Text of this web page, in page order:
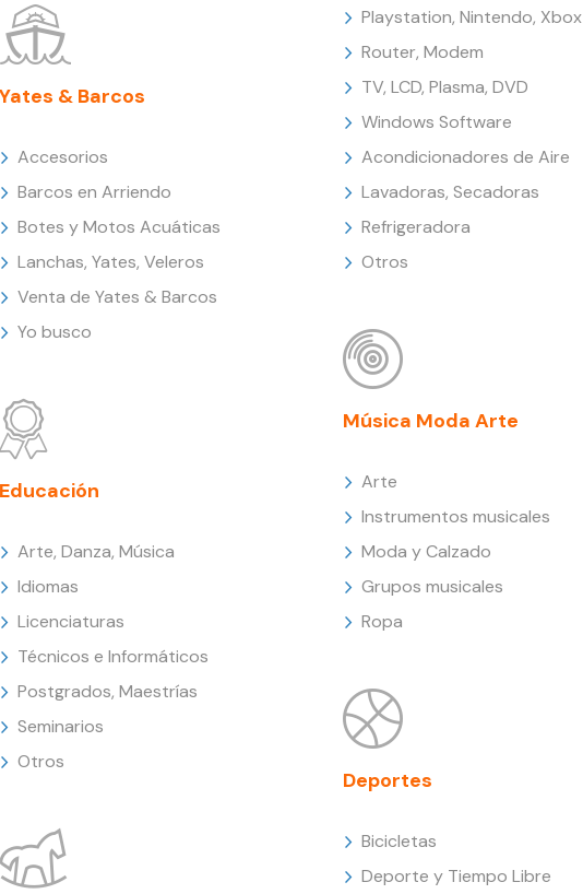
Yates & Barcos
Accesorios
Barcos en Arriendo
Botes y Motos Acuáticas
Lanchas, Yates, Veleros
Venta de Yates & Barcos
Yo busco
Educación
Arte, Danza, Música
Idiomas
Licenciaturas
Técnicos e Informáticos
Postgrados, Maestrías
Seminarios
Otros
Playstation, Nintendo, Xbox
Router, Modem
TV, LCD, Plasma, DVD
Windows Software
Acondicionadores de Aire
Lavadoras, Secadoras
Refrigeradora
Otros
Música Moda Arte
Arte
Instrumentos musicales
Moda y Calzado
Grupos musicales
Ropa
Deportes
Bicicletas
Deporte y Tiempo Libre